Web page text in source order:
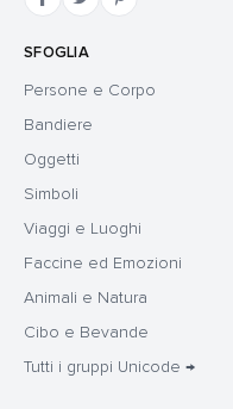
SFOGLIA
Persone e Corpo
Bandiere
Oggetti
Simboli
Viaggi e Luoghi
Faccine ed Emozioni
Animali e Natura
Cibo e Bevande
Tutti i gruppi Unicode →